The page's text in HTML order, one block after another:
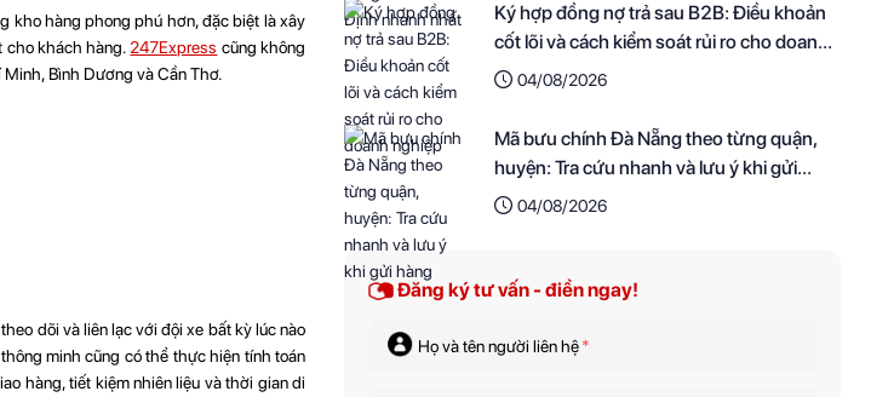
kho hàng phong phú hơn, đặc biệt là xây
cho khách hàng. 247Express cũng không
Bình Dương và Cần Thơ.
dõi và liên lạc với đội xe bất kỳ lúc nào
minh cũng có thể thực hiện tính toán
hàng, tiết kiệm nhiên liệu và thời gian di
Ký hợp đồng nợ trả sau B2B: Điều khoản
cốt lõi và cách kiểm soát rủi ro cho doanh
nghiệp
04/08/2026
Mã bưu chính Đà Nẵng theo từng quận,
huyện: Tra cứu nhanh và lưu ý khi gửi
hàng04/08/2026
Đăng ký tư vấn - điền ngay!
Họ và tên người liên hệ*